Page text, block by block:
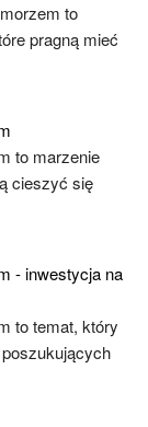
to
pragną mieć
to marzenie
cieszyć się
- inwestycja na
to temat, który